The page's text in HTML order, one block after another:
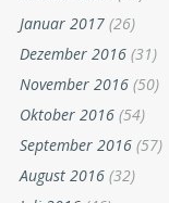
Januar 2017 (26)
Dezember 2016 (31)
November 2016 (50)
Oktober 2016 (54)
September 2016 (57)
August 2016 (32)